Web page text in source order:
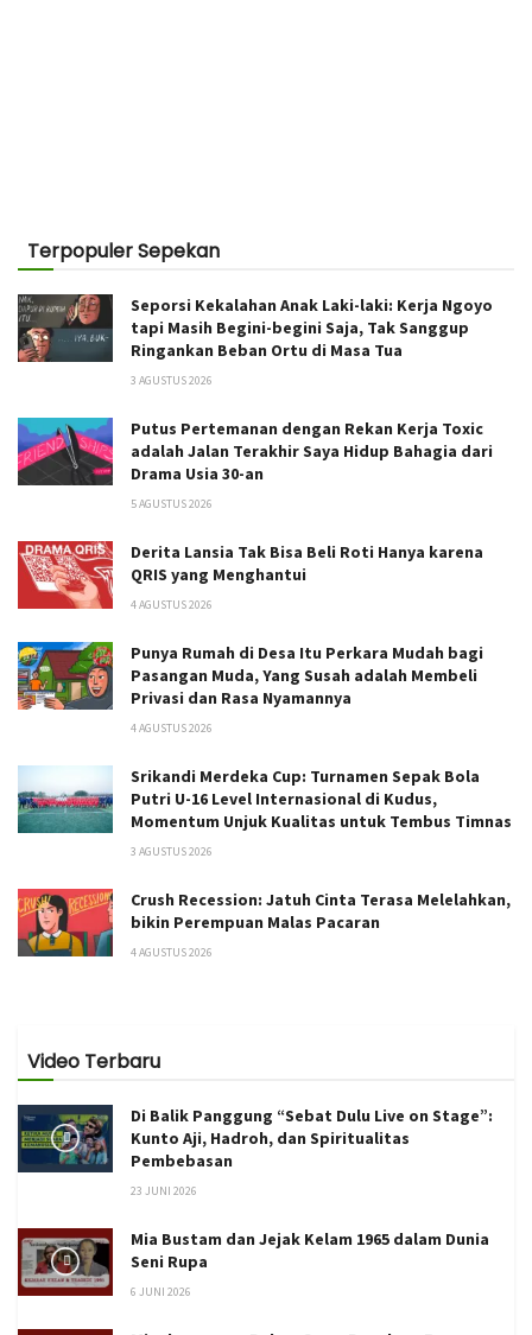
Terpopuler Sepekan
Seporsi Kekalahan Anak Laki-laki: Kerja Ngoyo
tapi Masih Begini-begini Saja, Tak Sanggup
Ringankan Beban Ortu di Masa Tua
3 AGUSTUS 2026
Putus Pertemanan dengan Rekan Kerja Toxic
adalah Jalan Terakhir Saya Hidup Bahagia dari
Drama Usia 30-an
5 AGUSTUS 2026
Derita Lansia Tak Bisa Beli Roti Hanya karena
QRIS yang Menghantui
4 AGUSTUS 2026
Punya Rumah di Desa Itu Perkara Mudah bagi
Pasangan Muda, Yang Susah adalah Membeli
Privasi dan Rasa Nyamannya
4 AGUSTUS 2026
Srikandi Merdeka Cup: Turnamen Sepak Bola
Putri U-16 Level Internasional di Kudus,
Momentum Unjuk Kualitas untuk Tembus Timnas
3 AGUSTUS 2026
Crush Recession: Jatuh Cinta Terasa Melelahkan,
bikin Perempuan Malas Pacaran
4 AGUSTUS 2026
Video Terbaru
Di Balik Panggung “Sebat Dulu Live on Stage”:
Kunto Aji, Hadroh, dan Spiritualitas
Pembebasan
23 JUNI 2026
Mia Bustam dan Jejak Kelam 1965 dalam Dunia
Seni Rupa
6 JUNI 2026